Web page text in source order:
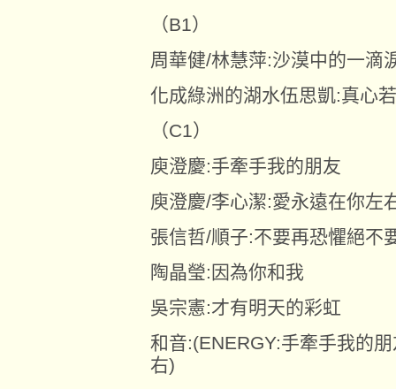
（B1）
周華健/林慧萍:沙漠中的一
化成綠洲的湖水伍思凱:真心
（C1）
庾澄慶:手牽手我的朋友
庾澄慶/李心潔:愛永遠在你左
張信哲/順子:不要再恐懼絕
陶晶瑩:因為你和我
吳宗憲:才有明天的彩虹
和音:(ENERGY:手牽手我
右)